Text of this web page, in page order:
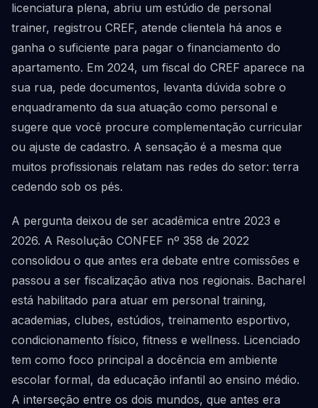
licenciatura plena, abriu um estúdio de personal
trainer, registrou CREF, atende clientela há anos e
ganha o suficiente para pagar o financiamento do
apartamento. Em 2024, um fiscal do CREF aparece na
sua rua, pede documentos, levanta dúvida sobre o
enquadramento da sua atuação como personal e
sugere que você procure complementação curricular
ou ajuste de cadastro. A sensação é a mesma que
muitos profissionais relatam nas redes do setor: terra
cedendo sob os pés.
A pergunta deixou de ser acadêmica entre 2023 e
2026. A Resolução CONFEF nº 358 de 2022
consolidou o que antes era debate entre comissões e
passou a ser fiscalização ativa nos regionais. Bacharel
está habilitado para atuar em personal training,
academias, clubes, estúdios, treinamento esportivo,
condicionamento físico, fitness e wellness. Licenciado
tem como foco principal a docência em ambiente
escolar formal, da educação infantil ao ensino médio.
A interseção entre os dois mundos, que antes era